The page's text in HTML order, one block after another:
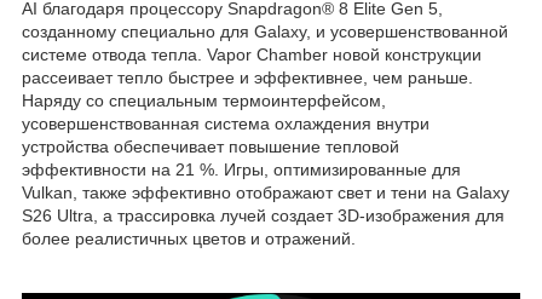
AI благодаря процессору Snapdragon® 8 Elite Gen 5,
созданному специально для Galaxy, и усовершенствованной
системе отвода тепла. Vapor Chamber новой конструкции
рассеивает тепло быстрее и эффективнее, чем раньше.
Наряду со специальным термоинтерфейсом,
усовершенствованная система охлаждения внутри
устройства обеспечивает повышение тепловой
эффективности на 21 %. Игры, оптимизированные для
Vulkan, также эффективно отображают свет и тени на Galaxy
S26 Ultra, а трассировка лучей создает 3D-изображения для
более реалистичных цветов и отражений.